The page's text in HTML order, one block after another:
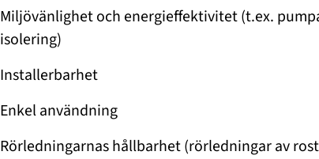
Miljövänlighet och energieffektivitet (t.ex.
isolering)
Installerbarhet
Enkel användning
Rörledningarnas hållbarhet (rörledningar av